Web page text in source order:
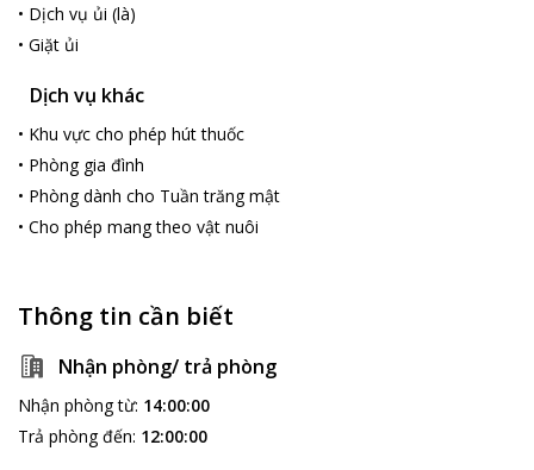
• Dịch vụ ủi (là)
• Giặt ủi
Dịch vụ khác
• Khu vực cho phép hút thuốc
• Phòng gia đình
• Phòng dành cho Tuần trăng mật
• Cho phép mang theo vật nuôi
Thông tin cần biết
Nhận phòng/ trả phòng
Nhận phòng từ: 14:00:00
Trả phòng đến: 12:00:00